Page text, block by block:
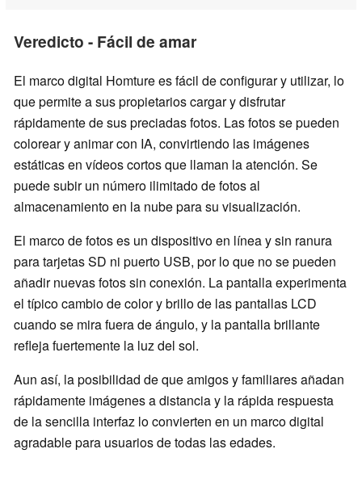
Veredicto - Fácil de amar
El marco digital Homture es fácil de configurar y utilizar, lo
que permite a sus propietarios cargar y disfrutar
rápidamente de sus preciadas fotos. Las fotos se pueden
colorear y animar con IA, convirtiendo las imágenes
estáticas en vídeos cortos que llaman la atención. Se
puede subir un número ilimitado de fotos al
almacenamiento en la nube para su visualización.
El marco de fotos es un dispositivo en línea y sin ranura
para tarjetas SD ni puerto USB, por lo que no se pueden
añadir nuevas fotos sin conexión. La pantalla experimenta
el típico cambio de color y brillo de las pantallas LCD
cuando se mira fuera de ángulo, y la pantalla brillante
refleja fuertemente la luz del sol.
Aun así, la posibilidad de que amigos y familiares añadan
rápidamente imágenes a distancia y la rápida respuesta
de la sencilla interfaz lo convierten en un marco digital
agradable para usuarios de todas las edades.